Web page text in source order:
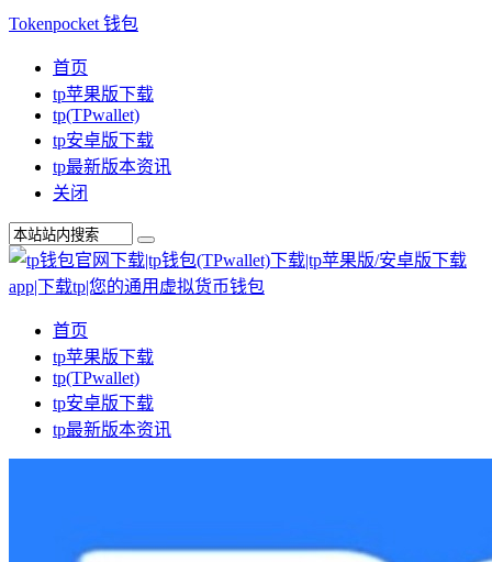
Tokenpocket 钱包
首页
tp苹果版下载
tp(TPwallet)
tp安卓版下载
tp最新版本资讯
关闭
首页
tp苹果版下载
tp(TPwallet)
tp安卓版下载
tp最新版本资讯